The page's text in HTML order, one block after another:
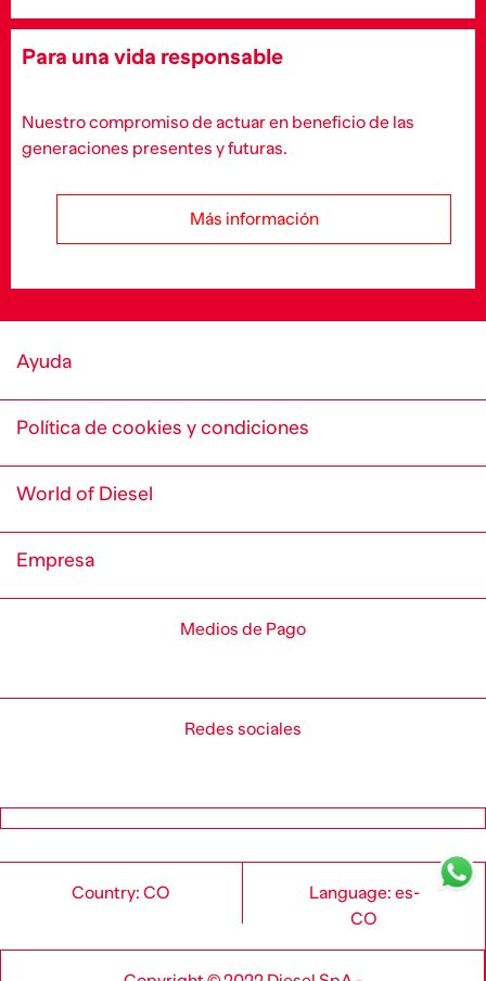
Para una vida responsable
Nuestro compromiso de actuar en beneficio de las
generaciones presentes y futuras.
Más información
Ayuda
Política de cookies y condiciones
World of Diesel
Empresa
Medios de Pago
Redes sociales
Country: CO
Language: es-
CO